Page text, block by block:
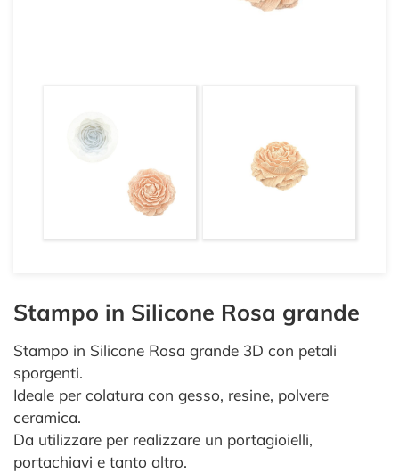
Stampo in Silicone Rosa grande
Stampo in Silicone Rosa grande 3D con petali
sporgenti.
Ideale per colatura con gesso, resine, polvere
ceramica.
Da utilizzare per realizzare un portagioielli,
portachiavi e tanto altro.